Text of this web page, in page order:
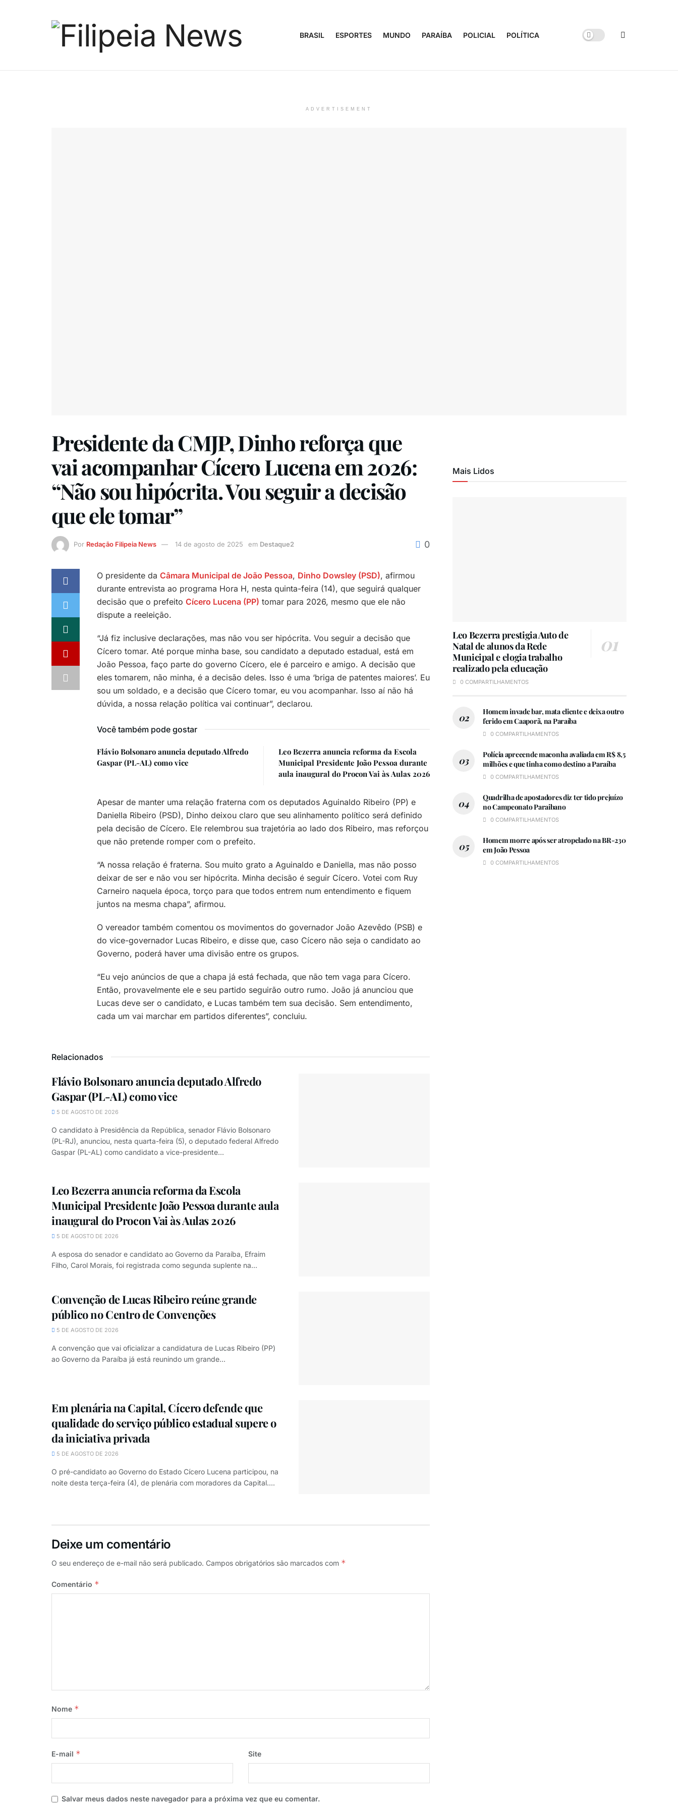
BRASIL ESPORTES MUNDO PARAÍBA POLICIAL POLÍTICA
ADVERTISEMENT
Presidente da CMJP, Dinho reforça que
vai acompanhar Cícero Lucena em 2026:
“Não sou hipócrita. Vou seguir a decisão
que ele tomar”
Por Redação Filipeia News 14 de agosto de 2025 em Destaque2 0
O presidente da Câmara Municipal de João Pessoa, Dinho Dowsley (PSD), afirmou
durante entrevista ao programa Hora H, nesta quinta-feira (14), que seguirá qualquer
decisão que o prefeito Cícero Lucena (PP) tomar para 2026, mesmo que ele não
dispute a reeleição.
“Já fiz inclusive declarações, mas não vou ser hipócrita. Vou seguir a decisão que
Cícero tomar. Até porque minha base, sou candidato a deputado estadual, está em
João Pessoa, faço parte do governo Cícero, ele é parceiro e amigo. A decisão que
eles tomarem, não minha, é a decisão deles. Isso é uma ‘briga de patentes maiores’. Eu
sou um soldado, e a decisão que Cícero tomar, eu vou acompanhar. Isso aí não há
dúvida, a nossa relação política vai continuar”, declarou.
Você também pode gostar
Flávio Bolsonaro anuncia deputado Alfredo
Gaspar (PL-AL) como vice
Leo Bezerra anuncia reforma da Escola
Municipal Presidente João Pessoa durante
aula inaugural do Procon Vai às Aulas 2026
Apesar de manter uma relação fraterna com os deputados Aguinaldo Ribeiro (PP) e
Daniella Ribeiro (PSD), Dinho deixou claro que seu alinhamento político será definido
pela decisão de Cícero. Ele relembrou sua trajetória ao lado dos Ribeiro, mas reforçou
que não pretende romper com o prefeito.
“A nossa relação é fraterna. Sou muito grato a Aguinaldo e Daniella, mas não posso
deixar de ser e não vou ser hipócrita. Minha decisão é seguir Cícero. Votei com Ruy
Carneiro naquela época, torço para que todos entrem num entendimento e fiquem
juntos na mesma chapa”, afirmou.
O vereador também comentou os movimentos do governador João Azevêdo (PSB) e
do vice-governador Lucas Ribeiro, e disse que, caso Cícero não seja o candidato ao
Governo, poderá haver uma divisão entre os grupos.
“Eu vejo anúncios de que a chapa já está fechada, que não tem vaga para Cícero.
Então, provavelmente ele e seu partido seguirão outro rumo. João já anunciou que
Lucas deve ser o candidato, e Lucas também tem sua decisão. Sem entendimento,
cada um vai marchar em partidos diferentes”, concluiu.
Relacionados
Flávio Bolsonaro anuncia deputado Alfredo
Gaspar (PL-AL) como vice
5 DE AGOSTO DE 2026
O candidato à Presidência da República, senador Flávio Bolsonaro
(PL-RJ), anunciou, nesta quarta-feira (5), o deputado federal Alfredo
Gaspar (PL-AL) como candidato a vice-presidente...
Leo Bezerra anuncia reforma da Escola
Municipal Presidente João Pessoa durante aula
inaugural do Procon Vai às Aulas 2026
5 DE AGOSTO DE 2026
A esposa do senador e candidato ao Governo da Paraíba, Efraim
Filho, Carol Morais, foi registrada como segunda suplente na...
Convenção de Lucas Ribeiro reúne grande
público no Centro de Convenções
5 DE AGOSTO DE 2026
A convenção que vai oficializar a candidatura de Lucas Ribeiro (PP)
ao Governo da Paraíba já está reunindo um grande...
Em plenária na Capital, Cícero defende que
qualidade do serviço público estadual supere o
da iniciativa privada
5 DE AGOSTO DE 2026
O pré-candidato ao Governo do Estado Cícero Lucena participou, na
noite desta terça-feira (4), de plenária com moradores da Capital....
Deixe um comentário
O seu endereço de e-mail não será publicado. Campos obrigatórios são marcados com *
Comentário *
Nome *
E-mail * Site
Salvar meus dados neste navegador para a próxima vez que eu comentar.
Mais Lidos
Leo Bezerra prestigia Auto de
Natal de alunos da Rede
Municipal e elogia trabalho
realizado pela educação
0 COMPARTILHAMENTOS
Homem invade bar, mata cliente e deixa outro
ferido em Caaporã, na Paraíba
0 COMPARTILHAMENTOS
Polícia apreeende maconha avaliada em R$ 8,5
milhões e que tinha como destino a Paraíba
0 COMPARTILHAMENTOS
Quadrilha de apostadores diz ter tido prejuízo
no Campeonato Paraibano
0 COMPARTILHAMENTOS
Homem morre após ser atropelado na BR-230
em João Pessoa
0 COMPARTILHAMENTOS